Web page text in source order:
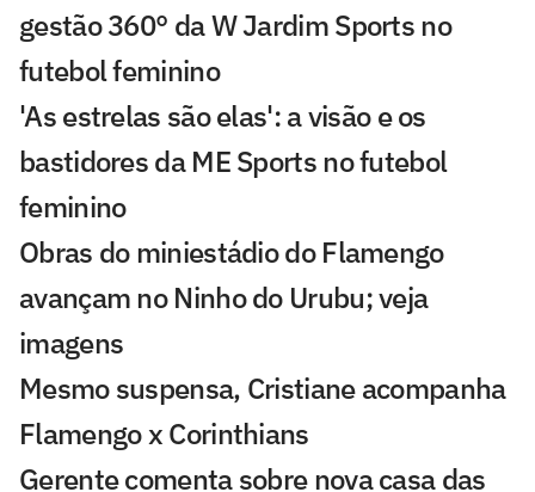
gestão 360° da W Jardim Sports no
futebol feminino
'As estrelas são elas': a visão e os
bastidores da ME Sports no futebol
feminino
Obras do miniestádio do Flamengo
avançam no Ninho do Urubu; veja
imagens
Mesmo suspensa, Cristiane acompanha
Flamengo x Corinthians
Gerente comenta sobre nova casa das